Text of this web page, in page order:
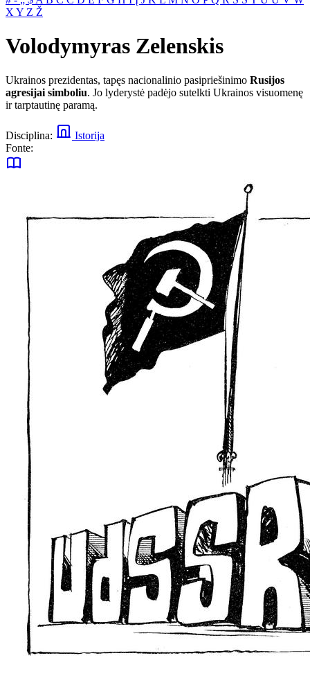
X Y Z Ž
Volodymyras Zelenskis
Ukrainos prezidentas, tapęs nacionalinio pasipriešinimo Rusijos
agresijai simboliu. Jo lyderystė padėjo sutelkti Ukrainos visuomenę
ir tarptautinę paramą.
Disciplina:
Istorija
Fonte: